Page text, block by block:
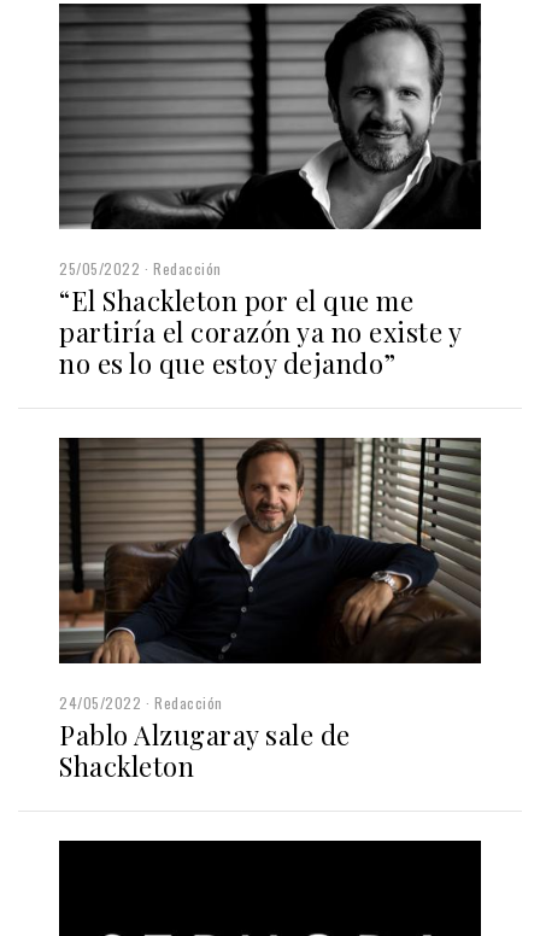
25/05/2022 Redacción
“El Shackleton por el que me
partiría el corazón ya no existe y
no es lo que estoy dejando”
24/05/2022 Redacción
Pablo Alzugaray sale de
Shackleton